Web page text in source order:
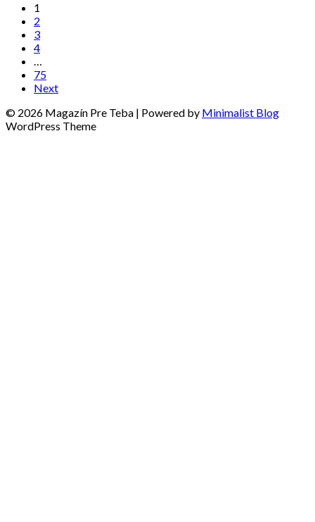
1
2
3
4
…
75
Next
© 2026 Magazín Pre Teba | Powered by Minimalist Blog
WordPress Theme